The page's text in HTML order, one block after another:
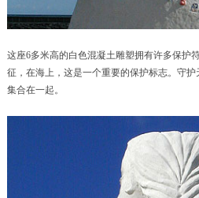
这座6多米高的白色混凝土雕塑拥有许多保护符
征， 在海上， 这是一个重要的保护标志。守
集合在一起。